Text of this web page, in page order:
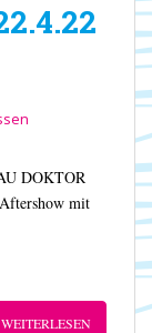
DOKTOR
mit
WEITERLESEN